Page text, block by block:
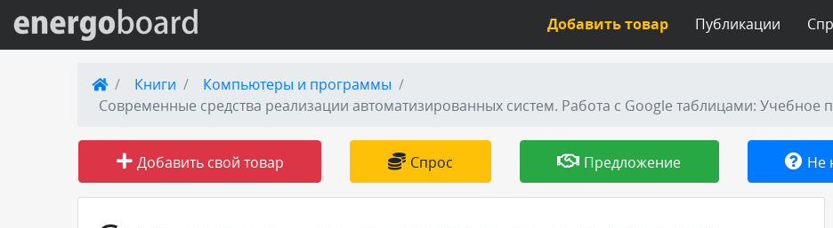
Вход на сайт
Публикации
Справка
Публикации
Добавить товар
Книги
Компьютеры и программы
Современные средства реализации автоматизированных систем. Работа с Google таблицами: Учебное
Добавить свой товар Спрос Предложение Не